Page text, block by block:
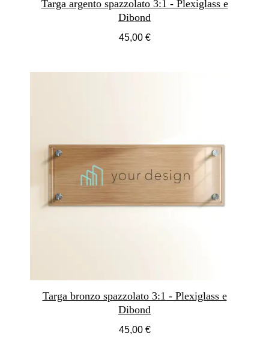
Targa argento spazzolato 3:1 - Plexiglass e
Dibond
45,00 €
Targa bronzo spazzolato 3:1 - Plexiglass e
Dibond
45,00 €